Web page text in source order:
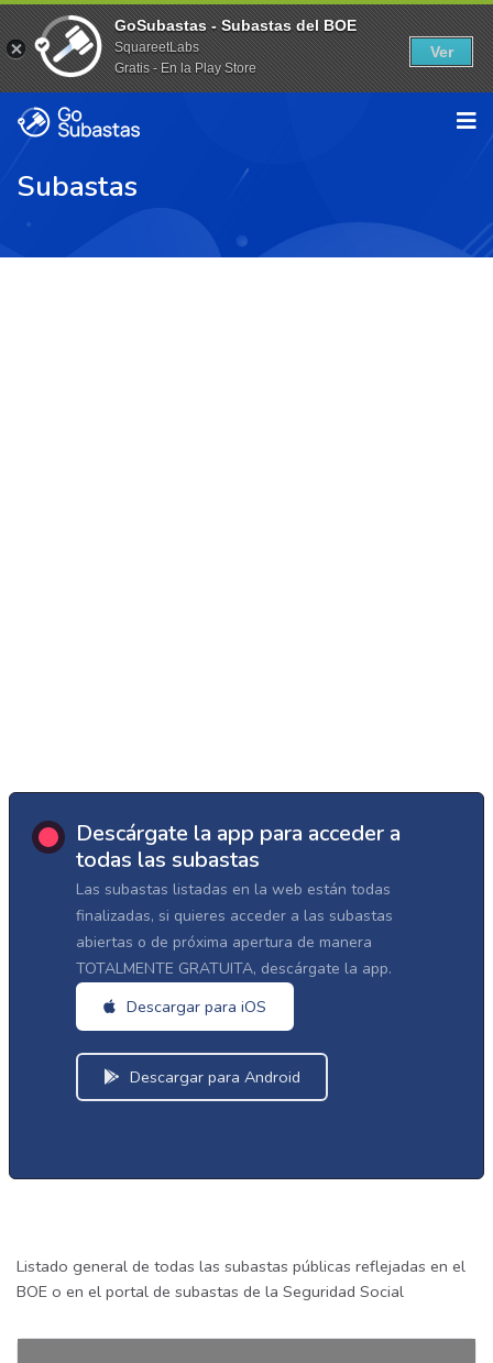
Subastas
Descárgate la app para acceder a
todas las subastas
Las subastas listadas en la web están todas
finalizadas, si quieres acceder a las subastas
abiertas o de próxima apertura de manera
TOTALMENTE GRATUITA, descárgate la app.
Descargar para iOS
Descargar para Android
Listado general de todas las subastas públicas reflejadas en el
BOE o en el portal de subastas de la Seguridad Social
GoSubastas - Subastas del BOE
SquareetLabs
Gratis - En la Play Store
Ver